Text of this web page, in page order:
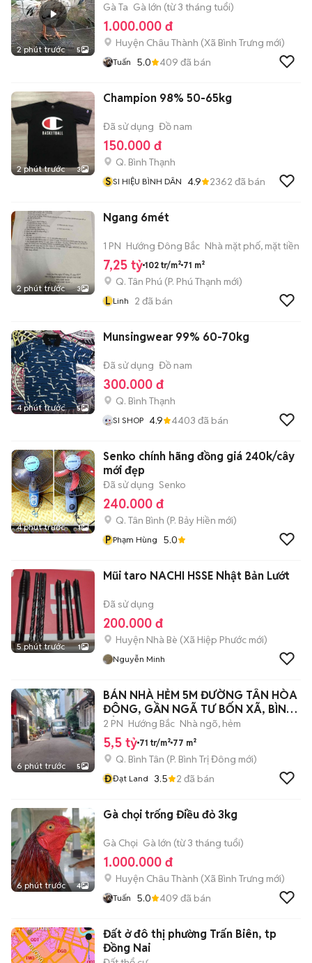
2 phút trước 5
Gà Ta Gà lớn (từ 3 tháng tuổi)
1.000.000 đ
Huyện Châu Thành (Xã Bình Trưng mới)
Tuấn 5.0 409 đã bán
2 phút trước 3
Champion 98% 50-65kg
Đã sử dụng Đồ nam
150.000 đ
Q. Bình Thạnh
S SI HIỆU BÌNH DÂN 4.9 2362 đã bán
2 phút trước 3
Ngang 6mét
1 PN Hướng Đông Bắc Nhà mặt phố, mặt tiền
7,25 tỷ 102 tr/m² 71 m²
Q. Tân Phú (P. Phú Thạnh mới)
L Linh 2 đã bán
4 phút trước 5
Munsingwear 99% 60-70kg
Đã sử dụng Đồ nam
300.000 đ
Q. Bình Thạnh
SI SHOP 4.9 4403 đã bán
4 phút trước 1
Senko chính hãng đồng giá 240k/cây
mới đẹp
Đã sử dụng Senko
240.000 đ
Q. Tân Bình (P. Bảy Hiền mới)
P Phạm Hùng 5.0
5 phút trước 1
Mũi taro NACHI HSSE Nhật Bản Lướt
Đã sử dụng
200.000 đ
Huyện Nhà Bè (Xã Hiệp Phước mới)
Nguyễn Minh
6 phút trước 5
BÁN NHÀ HẺM 5M ĐƯỜNG TÂN HÒA
ĐÔNG, GẦN NGÃ TƯ BỐN XÃ, BÌNH
TÂN
2 PN Hướng Bắc Nhà ngõ, hẻm
5,5 tỷ 71 tr/m² 77 m²
Q. Bình Tân (P. Bình Trị Đông mới)
ĐĐạt Land 3.5 2 đã bán
6 phút trước 4
Gà chọi trống Điều đỏ 3kg
Gà Chọi Gà lớn (từ 3 tháng tuổi)
1.000.000 đ
Huyện Châu Thành (Xã Bình Trưng mới)
Tuấn 5.0 409 đã bán
Đất ở đô thị phường Trấn Biên, tp
Đồng Nai